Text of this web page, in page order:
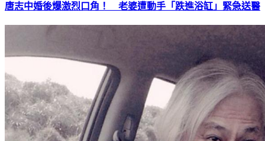
唐志中婚後爆激烈口角！ 老婆遭動手「跌進浴缸」緊急送醫